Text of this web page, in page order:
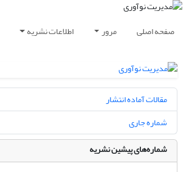
صفحه اصلی مرور اطلاعات نشریه
مقالات آماده انتشار
شماره جاری
شماره‌های پیشین نشریه